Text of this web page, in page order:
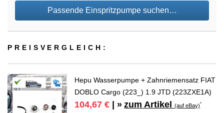
Passende Einspritzpumpe suchen…
PREIS­VER­GLEICH:
Hepu Wasserpumpe + Zahnriemensatz FIAT
DOBLO Cargo (223_) 1.9 JTD (223ZXE1A)
104,67 € | » zum Artikel(auf eBay)*